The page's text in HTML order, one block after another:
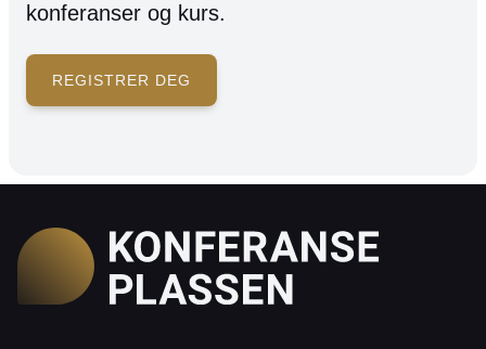
konferanser og kurs.
REGISTRER DEG